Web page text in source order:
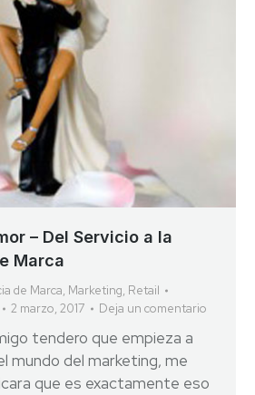
– Del Servicio a la
Marca
de Marca, Marketing, Retail
2 marzo, 2017 Deja un comentario
tendero que empieza a
mundo del marketing, me
que es exactamente eso